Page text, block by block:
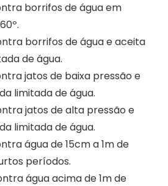
borrifos de água em
borrifos de água e aceita
de água.
jatos de baixa pressão e
limitada de água.
jatos de alta pressão e
limitada de água.
água de 15cm a 1m de
períodos.
água acima de 1m de